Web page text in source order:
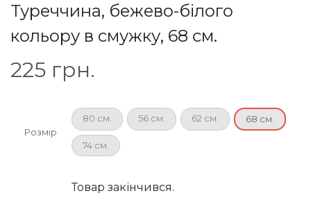
Туреччина, бежево-білого
кольору в смужку, 68 см.
225 грн.
Розмір
80 см. 56 см. 62 см. 68 см.
74 см.
Товар закінчився.